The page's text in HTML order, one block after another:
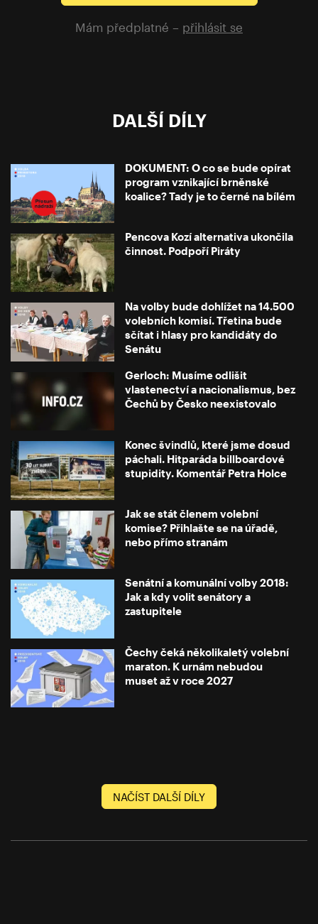
Mám předplatné – přihlásit se
DALŠÍ DÍLY
DOKUMENT: O co se bude opírat
program vznikající brněnské
koalice? Tady je to černé na bílém
Pencova Kozí alternativa ukončila
činnost. Podpoří Piráty
Na volby bude dohlížet na 14.500
volebních komisí. Třetina bude
sčítat i hlasy pro kandidáty do
Senátu
Gerloch: Musíme odlišit
vlastenectví a nacionalismus, bez
Čechů by Česko neexistovalo
Konec švindlů, které jsme dosud
páchali. Hitparáda billboardové
stupidity. Komentář Petra Holce
Jak se stát členem volební
komise? Přihlašte se na úřadě,
nebo přímo stranám
Senátní a komunální volby 2018:
Jak a kdy volit senátory a
zastupitele
Čechy čeká několikaletý volební
maraton. K urnám nebudou
muset až v roce 2027
NAČÍST DALŠÍ DÍLY